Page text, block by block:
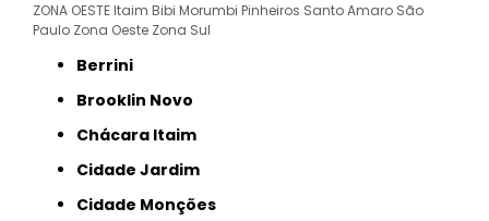
ZONA OESTE Itaim Bibi Morumbi Pinheiros Santo Amaro São
Paulo Zona Oeste Zona Sul
Berrini
Brooklin Novo
Chácara Itaim
Cidade Jardim
Cidade Monções